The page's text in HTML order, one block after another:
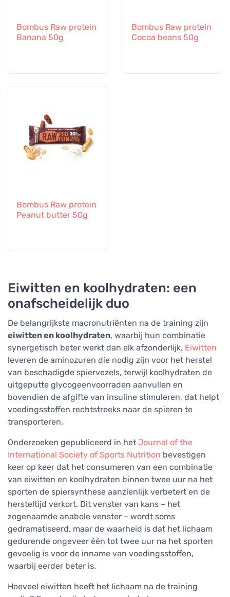
Bombus Raw protein
Banana 50g
Bombus Raw protein
Cocoa beans 50g
Bombus Raw protein
Peanut butter 50g
Eiwitten en koolhydraten: een
onafscheidelijk duo
De belangrijkste macronutriënten na de training zijn
eiwitten en koolhydraten, waarbij hun combinatie
synergetisch beter werkt dan elk afzonderlijk. Eiwitten
leveren de aminozuren die nodig zijn voor het herstel
van beschadigde spiervezels, terwijl koolhydraten de
uitgeputte glycogeenvoorraden aanvullen en
bovendien de afgifte van insuline stimuleren, dat helpt
voedingsstoffen rechtstreeks naar de spieren te
transporteren.
Onderzoeken gepubliceerd in het Journal of the
International Society of Sports Nutrition bevestigen
keer op keer dat het consumeren van een combinatie
van eiwitten en koolhydraten binnen twee uur na het
sporten de spiersynthese aanzienlijk verbetert en de
hersteltijd verkort. Dit venster van kans – het
zogenaamde anabole venster – wordt soms
gedramatiseerd, maar de waarheid is dat het lichaam
gedurende ongeveer één tot twee uur na het sporten
gevoelig is voor de inname van voedingsstoffen,
waarbij eerder beter is.
Hoeveel eiwitten heeft het lichaam na de training